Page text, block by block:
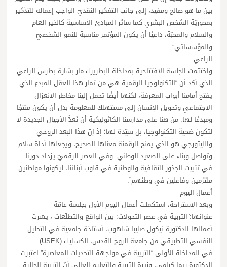
بين ما هو صالح ومفيد، إلى جانب التفكير النقديّ الواجب إعماله للتذكير
بمحوريّة الشخص البشري كما سائر المبادئ الأساسية كالخير العام
والسلام والمحبّة، داعيًا أن يكون المؤتمر مناسبة للنمو الشخصيّ
والمؤسساتي”.
الراعي
واختتمت الجلسة الافتتاحية بمداخلة البطريرك مار بشارة بطرس الراعي
الذي أكد أن “التكنولوجيا الرقمية هي من ثمار هذا العقل المبدع الذي
يفتح أمامنا أبواب المعرفة، لكنها أيضًا تحمل إلينا مخاطر الانعزال
الاجتماعي وتحويل الإنسان إلى مستهلك للمعلومة بدل أن يكون منتجًا
ومبدعًا لها. من هنا على مدارسنا الكاثوليكية أن نُعدَّ الأجيال الجديدة لا
لتكون ضحية التكنولوجيا، بل سيّدة لها؛ إذ إنّ هذا البعد الروحي
والليتورجي هو الذي يمنح الرقمنة معناها الصحيح، ويجعلها أداة سلام
وتواصل وبناء على الصعيد الوطني. وفي العصر الرقميّ يزداد دورنا
في تثبيت الجذور الثقافية والوطنية في قلوب أبنائنا، ليكونوا مواطنين
ملتزمين وفاعلين في وطنهم”.
أعمال اليوم
وبعد الاستراحة، استكملت أعمال اليوم الأول بجلسة عامّة
عنوانها:”التربية في عصر التحولات: بين الواقع والتطلّعات”، يسّرت
أعمالها الدكتورة نيكول صليبا شلهوب، أستاذة جامعية في التحليل
النفسي التطبيقي من جامعة الروح القدس، الكسليك (USEK).
في المداخلة الأولى “التربية في مواجهة التحديات المعاصرة” اعتبرت